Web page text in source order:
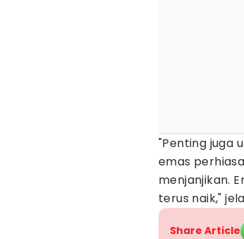
"Penting juga
emas
menjanjikan.
terus naik,"
Share Article